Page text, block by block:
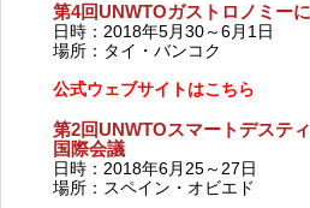
第4回UNWTOガストロノミー
日時：2018年5月30～6月1日
場所：タイ・バンコク
公式ウェブサイトはこちら
第2回UNWTOスマートデステ
国際会議
日時：2018年6月25～27日
場所：スペイン・オビエド